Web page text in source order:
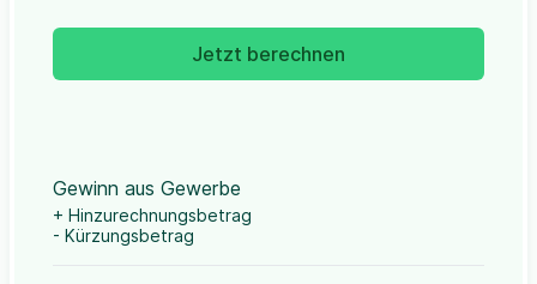
Jetzt berechnen
Gewinn aus Gewerbe
+ Hinzurechnungsbetrag
- Kürzungsbetrag